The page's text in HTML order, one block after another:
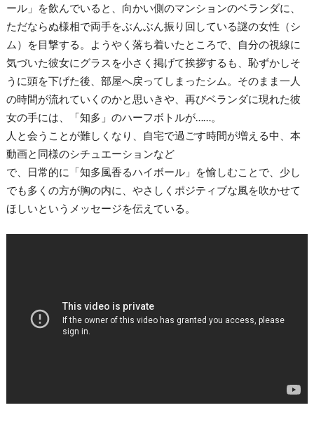
ール」を飲んでいると、向かい側のマンションのベランダに、
ただならぬ様相で両手をぶんぶん振り回している謎の女性（シ
ム）を目撃する。ようやく落ち着いたところで、自分の視線に
気づいた彼女にグラスを小さく掲げて挨拶するも、恥ずかしそ
うに頭を下げた後、部屋へ戻ってしまったシム。そのまま一人
の時間が流れていくのかと思いきや、再びベランダに現れた彼
女の手には、「知多」のハーフボトルが……。
人と会うことが難しくなり、自宅で過ごす時間が増える中、本
動画と同様のシチュエーションなど
で、日常的に「知多風香るハイボール」を愉しむことで、少し
でも多くの方が胸の内に、やさしくポジティブな風を吹かせて
ほしいというメッセージを伝えている。